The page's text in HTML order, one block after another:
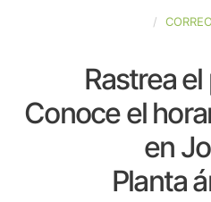
Rastrea
Conoce el
en
Planta